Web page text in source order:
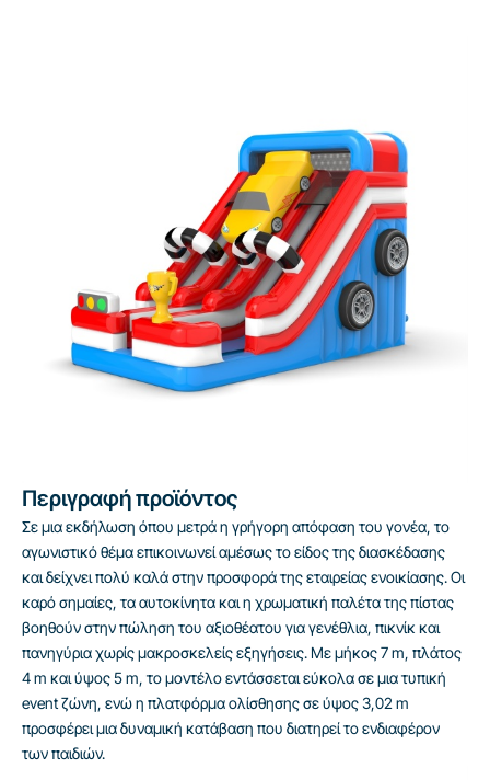
Περιγραφή προϊόντος
Σε μια εκδήλωση όπου μετρά η γρήγορη απόφαση του γονέα, το
αγωνιστικό θέμα επικοινωνεί αμέσως το είδος της διασκέδασης
και δείχνει πολύ καλά στην προσφορά της εταιρείας ενοικίασης. Οι
καρό σημαίες, τα αυτοκίνητα και η χρωματική παλέτα της πίστας
βοηθούν στην πώληση του αξιοθέατου για γενέθλια, πικνίκ και
πανηγύρια χωρίς μακροσκελείς εξηγήσεις. Με μήκος 7 m, πλάτος
4 m και ύψος 5 m, το μοντέλο εντάσσεται εύκολα σε μια τυπική
event ζώνη, ενώ η πλατφόρμα ολίσθησης σε ύψος 3,02 m
προσφέρει μια δυναμική κατάβαση που διατηρεί το ενδιαφέρον
των παιδιών.